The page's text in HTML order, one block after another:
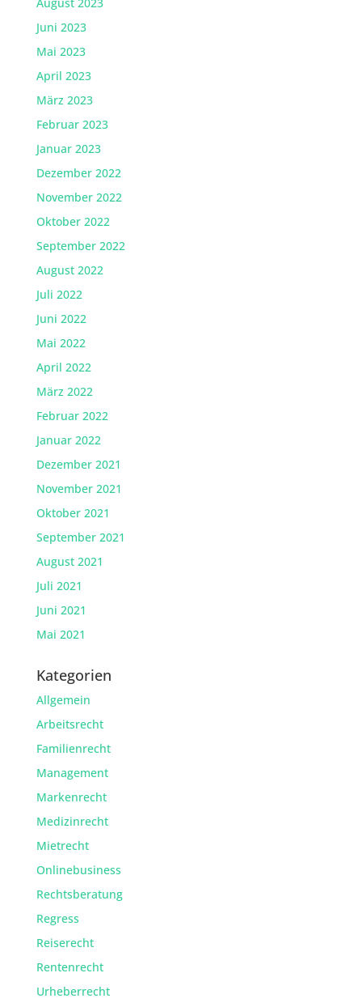
Juni 2023
Mai 2023
April 2023
März 2023
Februar 2023
Januar 2023
Dezember 2022
November 2022
Oktober 2022
September 2022
August 2022
Juli 2022
Juni 2022
Mai 2022
April 2022
März 2022
Februar 2022
Januar 2022
Dezember 2021
November 2021
Oktober 2021
September 2021
August 2021
Juli 2021
Juni 2021
Mai 2021
Kategorien
Allgemein
Arbeitsrecht
Familienrecht
Management
Markenrecht
Medizinrecht
Mietrecht
Onlinebusiness
Rechtsberatung
Regress
Reiserecht
Rentenrecht
Urheberrecht